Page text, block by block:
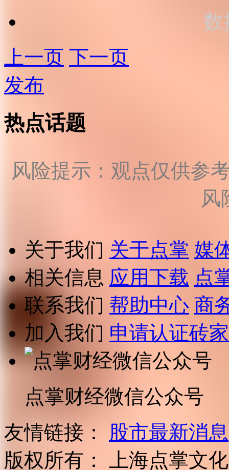
数
上一页 下一页
发布
热点话题
风险提示：观点仅供参
风
关于我们 关于点掌 媒
相关信息 应用下载 点
联系我们 帮助中心 商
加入我们 申请认证砖家
点掌财经微信公众号
友情链接：
股市最新消息
版权所有：
上海点掌文